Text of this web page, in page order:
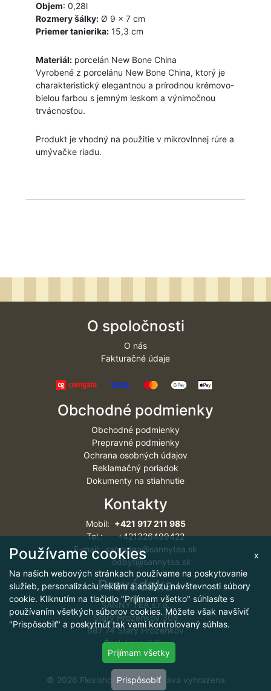
Objem: 0,28l
Rozmery šálky: Ø 9 x 7 cm
Priemer tanierika: 15,3 cm
Materiál: porcelán New Bone China
Vyrobené z porcelánu New Bone China, ktorý je
charakteristický elegantnou a prírodnou krémovo-
bielou farbou s jemným leskom a výnimočnou
trvácnosťou.
Produkt je vhodný na použitie v mikrovlnnej rúre a
umývačke riadu.
O spoločnosti
O nás
Fakturačné údaje
Obchodné podmienky
Obchodné podmienky
Prepravné podmienky
Ochrana osobných údajov
Reklamačný poriadok
Dokumenty na stiahnutie
Kontakty
Mobil: +421 917 211 985
Tel.: +421326499422
E-mail: sannytea@sannytea.sk
odbyt@sannytea.sk
Prevádzka
SANNY TEA s.r.o.
Starý Hrozenkov 308
687 74 Starý Hrozenkov
Česká republika
© 2026 Flexishop, všechna práva vyhrazena
x
Používame cookies
Na našich webových stránkach používame na poskytovanie
služieb, personalizáciu reklám a analýzu návštevnosti súbory
cookie. Kliknutím na tlačidlo "Prijímam všetko" súhlasíte s
používaním všetkých súborov cookies. Môžete však navšíviť
"Prispôsobiť" a poskytnúť tak vami kontrolovaný súhlas.
Prijímam všetky
Prispôsobiť